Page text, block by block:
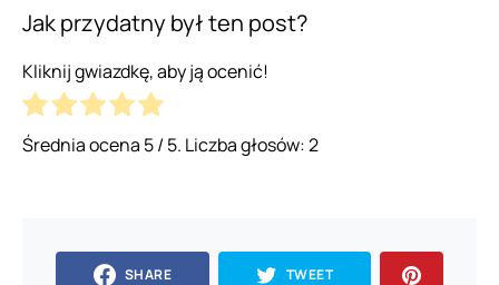
Jak przydatny był ten post?
Kliknij gwiazdkę, aby ją ocenić!
Średnia ocena 5/ 5. Liczba głosów:2
SHARE TWEET